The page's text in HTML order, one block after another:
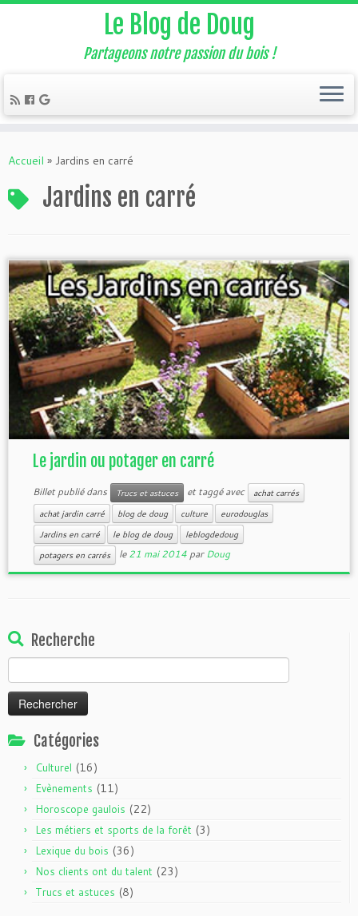
Le Blog de Doug
Partageons notre passion du bois !
Accueil » Jardins en carré
Jardins en carré
Le jardin ou potager en carré
Billet publié dans Trucs et astuces et taggé avec
achat carrés
achat jardin carré
blog de doug culture
eurodouglas
Jardins en carré
le blog de doug
leblogdedoug
potagers en carrés
le21 mai 2014 parDoug
Recherche
Catégories
Culturel (16)
Evènements (11)
Horoscope gaulois (22)
Les métiers et sports de la forêt (3)
Lexique du bois (36)
Nos clients ont du talent (23)
Trucs et astuces (8)